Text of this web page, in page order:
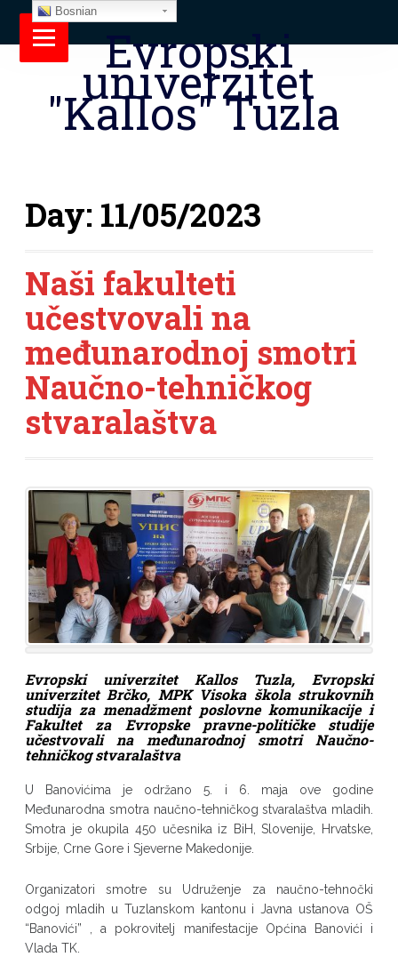
Evropski
univerzitet
"Kallos" Tuzla
Day: 11/05/2023
Naši fakulteti
učestvovali na
međunarodnoj smotri
Naučno-tehničkog
stvaralaštva
Evropski univerzitet Kallos Tuzla, Evropski
univerzitet Brčko, MPK Visoka škola strukovnih
studija za menadžment poslovne komunikacije i
Fakultet za Evropske pravne-političke studije
učestvovali na međunarodnoj smotri Naučno-
tehničkog stvaralaštva
U Banovićima je održano 5. i 6. maja ove godine
Međunarodna smotra naučno-tehničkog stvaralaštva mladih.
Smotra je okupila 450 učesnika iz BiH, Slovenije, Hrvatske,
Srbije, Crne Gore i Sjeverne Makedonije.
Organizatori smotre su Udruženje za naučno-tehnočki
odgoj mladih u Tuzlanskom kantonu i Javna ustanova OŠ
“Banovići” , a pokrovitelj manifestacije Općina Banovići i
Vlada TK.
Bosnian